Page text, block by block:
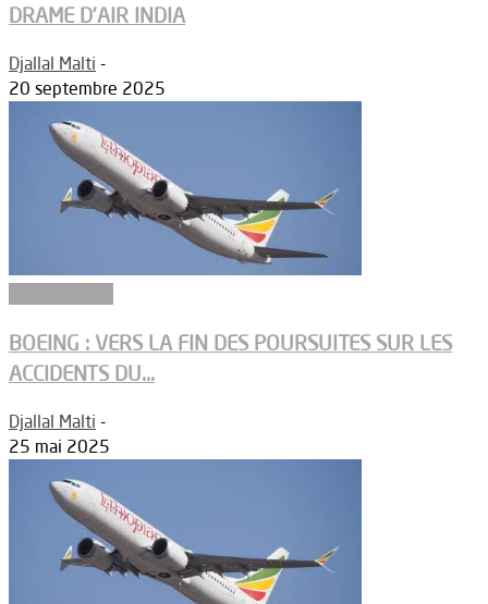
DRAME D’AIR INDIA
Djallal Malti -
20 septembre 2025
BOEING : VERS LA FIN DES POURSUITES SUR LES
ACCIDENTS DU...
Djallal Malti -
25 mai 2025